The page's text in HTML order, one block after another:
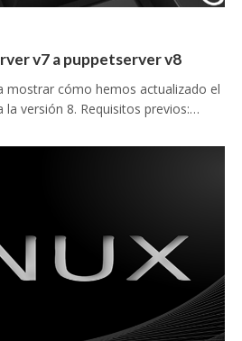
v7 a puppetserver v8
mostrar cómo hemos actualizado el
la versión 8. Requisitos previos:…